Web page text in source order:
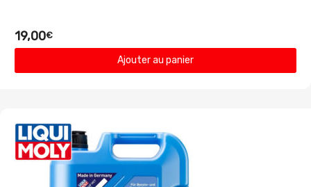
19,00€
Ajouter au panier